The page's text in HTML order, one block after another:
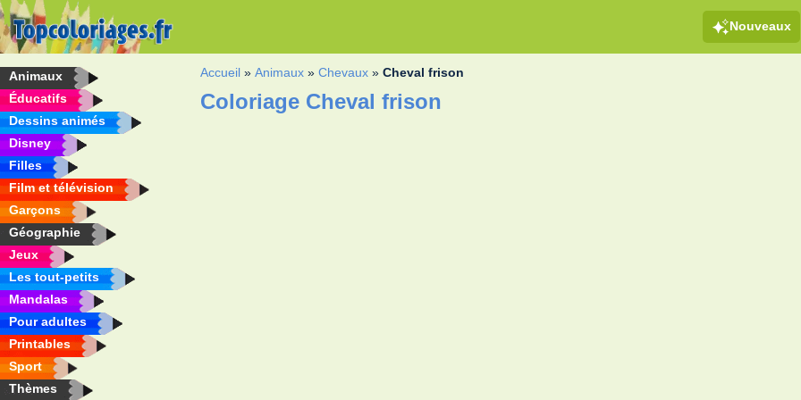
Nouveaux
Animaux
Éducatifs
Dessins animés
Disney
Filles
Film et télévision
Garçons
Géographie
Jeux
Les tout-petits
Mandalas
Pour adultes
Printables
Sport
Thèmes
Accueil »Animaux »Chevaux »Cheval frison
Coloriage Cheval frison